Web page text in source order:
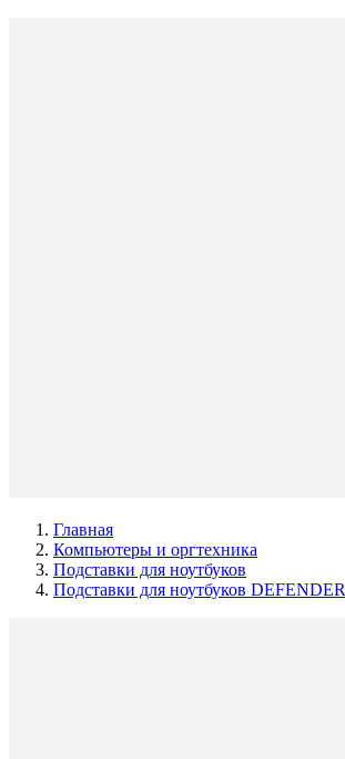
Главная
Компьютеры и оргтехника
Подставки для ноутбуков
Подставки для ноутбуков DEFENDER